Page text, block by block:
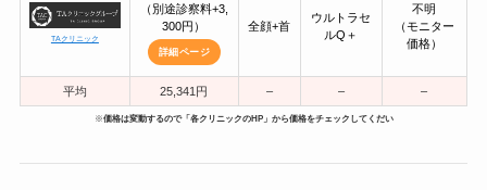
TAクリニック
（別途診察料+3,
300円）
詳細ページ
全顔+首
ウルトラセ
ルQ＋
不明
（モニター
価格）
平均 25,341円 – – –
※価格は変動するので「各クリニックのHP」から価格をチェックしてくだい